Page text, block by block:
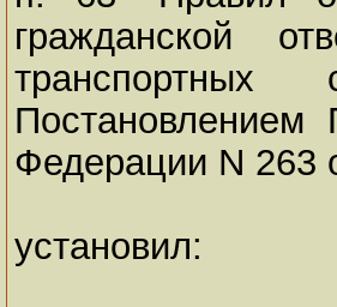
гражданской
транспортных
Постановлением
Федерации N 263
установил: